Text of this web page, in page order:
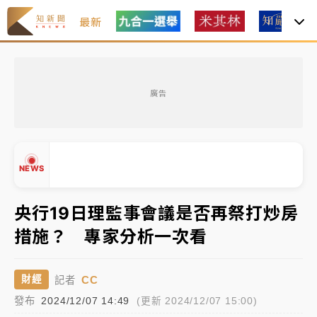
最新
廣告
NEWS
有片｜
連根拔起
中颱白海豚風雨來了！中部以北防豪雨 今晚、明天影
響最劇烈
白海豚逼近！北市水門只出不進 未移置車輛最高罰
油價持續凍漲！ 中油宣布下周一汽柴油價格維持不變
▲
央行19日理監事會議是否再祭打炒房
措施？ 專家分析一次看
財經 記者 CC
發布 2024/12/07 14:49 (更新 2024/12/07 15:00)